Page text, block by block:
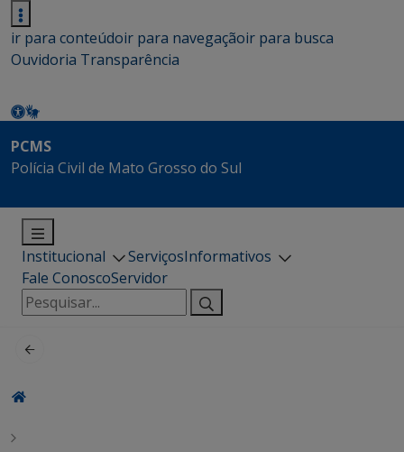
ir para conteúdoir para navegaçãoir para busca
Ouvidoria Transparência
PCMS
Polícia Civil de Mato Grosso do Sul
Institucional ServiçosInformativos
Fale ConoscoServidor
Pesquisar
por: